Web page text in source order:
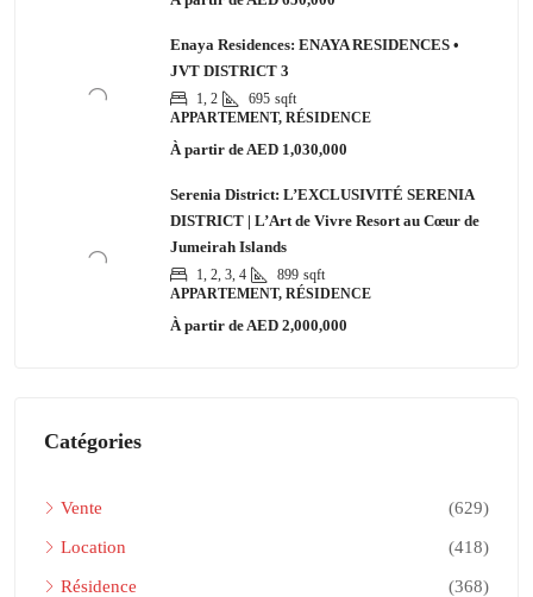
Enaya Residences: ENAYA RESIDENCES •
JVT DISTRICT 3
1, 2 695 sqft
APPARTEMENT, RÉSIDENCE
À partir de AED 1,030,000
Serenia District: L’EXCLUSIVITÉ SERENIA
DISTRICT | L’Art de Vivre Resort au Cœur de
Jumeirah Islands
1, 2, 3, 4 899 sqft
APPARTEMENT, RÉSIDENCE
À partir de AED 2,000,000
Catégories
Vente (629)
Location (418)
Résidence (368)